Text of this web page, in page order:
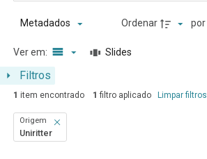
Filtros
Metadados Ordenar por
Ver em: Slides
1 item encontrado 1 filtro aplicado Limpar filtros
Origem
Uniritter